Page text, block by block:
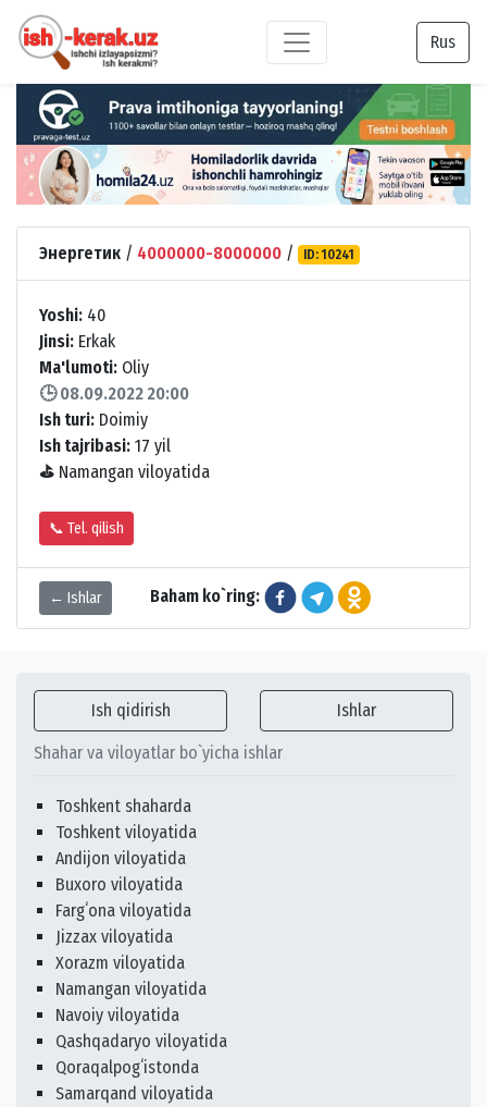
Rus
Энергетик / 4000000-8000000 / ID: 10241
Yoshi: 40
Jinsi: Erkak
Ma'lumoti: Oliy
🕒 08.09.2022 20:00
Ish turi: Doimiy
Ish tajribasi: 17 yil
⛳ Namangan viloyatida
📞 Tel. qilish
← Ishlar Baham ko`ring:
Ish qidirish Ishlar
Shahar va viloyatlar bo`yicha ishlar
Toshkent shaharda
Toshkent viloyatida
Andijon viloyatida
Buxoro viloyatida
Fargʻona viloyatida
Jizzax viloyatida
Xorazm viloyatida
Namangan viloyatida
Navoiy viloyatida
Qashqadaryo viloyatida
Qoraqalpogʻistonda
Samarqand viloyatida